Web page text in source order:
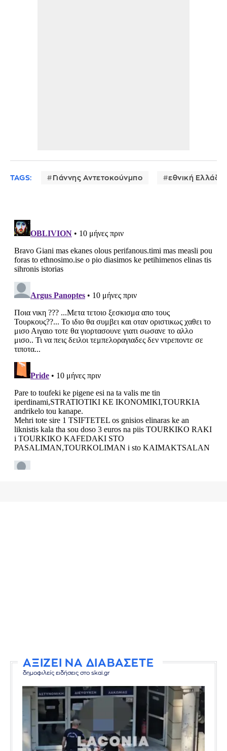
TAGS: Γιάννης Αντετοκούνμπο εθνική
ΑΞΙΖΕΙ ΝΑ ΔΙΑΒΑΣΕΤΕ
δημοφιλείς ειδήσεις στο skai.gr